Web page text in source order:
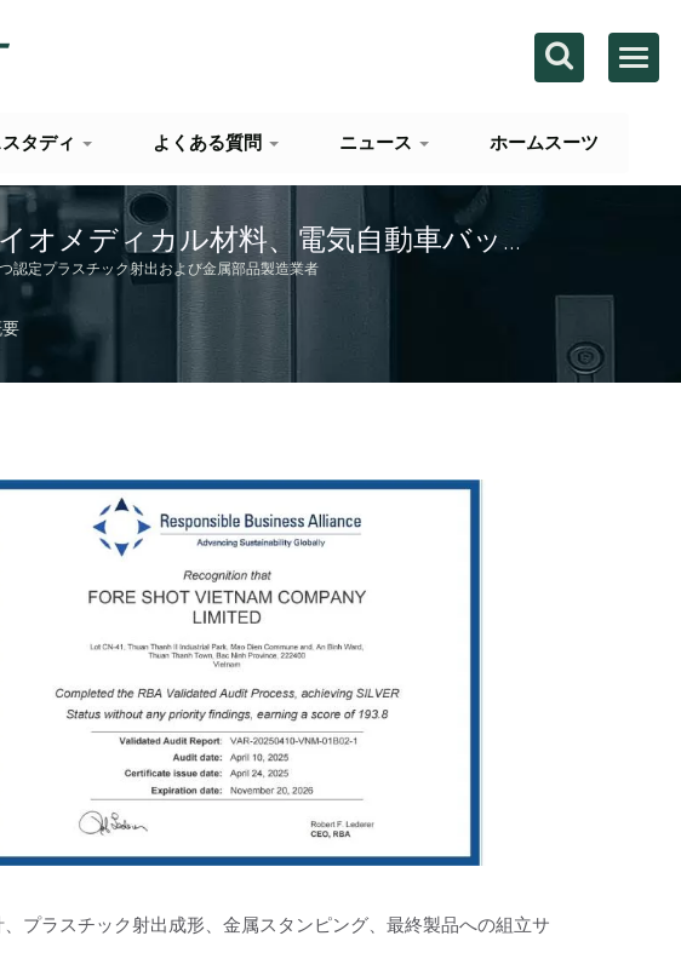
タディ よくある質問 ニュース ホームスーツ
オメディカル材料、電気自動車バッテ
まで – 完全なOEM/ODM製造サービス
認定プラスチック射出および金属部品製造業者
プラスチック射出成形、金属スタンピング、最終製品への組立サ